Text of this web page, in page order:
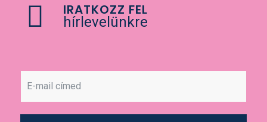
IRATKOZZ FEL
hírlevelünkre